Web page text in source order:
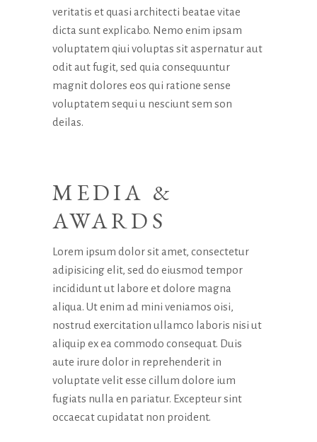
veritatis et quasi architecti beatae vitae
dicta sunt explicabo. Nemo enim ipsam
voluptatem qiui voluptas sit aspernatur aut
odit aut fugit, sed quia consequuntur
magnit dolores eos qui ratione sense
voluptatem sequi u nesciunt sem son
deilas.
MEDIA &
AWARDS
Lorem ipsum dolor sit amet, consectetur
adipisicing elit, sed do eiusmod tempor
incididunt ut labore et dolore magna
aliqua. Ut enim ad mini veniamos oisi,
nostrud exercitation ullamco laboris nisi ut
aliquip ex ea commodo consequat. Duis
aute irure dolor in reprehenderit in
voluptate velit esse cillum dolore ium
fugiats nulla en pariatur. Excepteur sint
occaecat cupidatat non proident.